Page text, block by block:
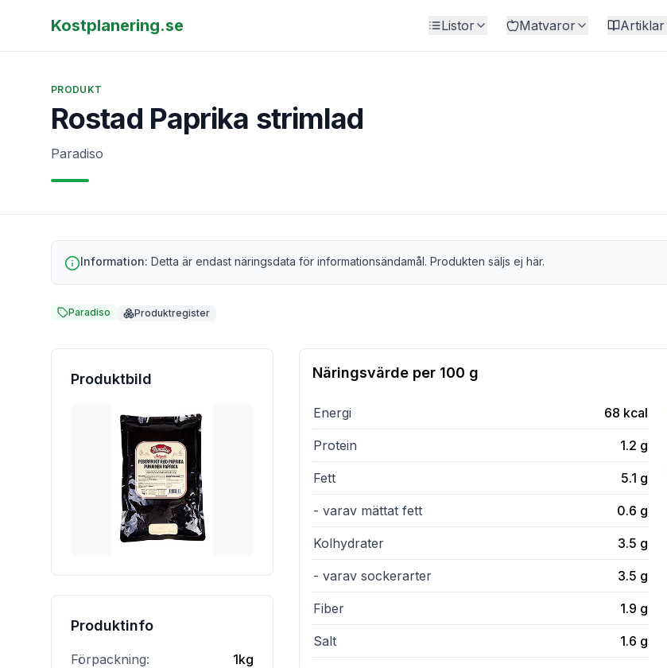
Kostplanering.se Listor Matvaror Artiklar
PRODUKT
Rostad Paprika strimlad
Paradiso
Information: Detta är endast näringsdata för informationsändamål. Produkten säljs ej här.
Paradiso Produktregister
Produktbild
Produktinfo
Förpackning:
1kg
Näringsvärde per 100 g
Energi 68 kcal
Protein 1.2 g
Fett 5.1 g
- varav mättat fett 0.6 g
Kolhydrater 3.5 g
- varav sockerarter 3.5 g
Fiber 1.9 g
Salt 1.6 g